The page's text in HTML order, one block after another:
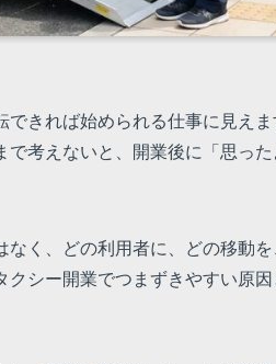
きれば始められる仕事に見え
考えないと、開業後に「思っ
く、どの利用者に、どの移動
シー開業でつまずきやすい原